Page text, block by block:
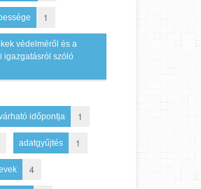
1
védelméről és a
igazgatásról szóló
időpontja 1
adatgyűjtés 1
4